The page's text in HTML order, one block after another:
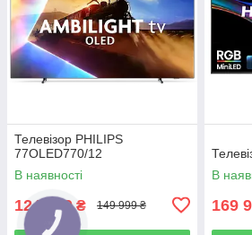
Телевізор PHILIPS
77OLED770/12
В наявності
124 999₴ 149 999 ₴
В
169